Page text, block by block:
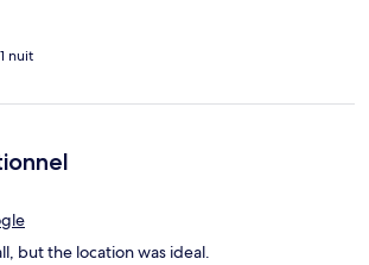
nuit
but the location was ideal.